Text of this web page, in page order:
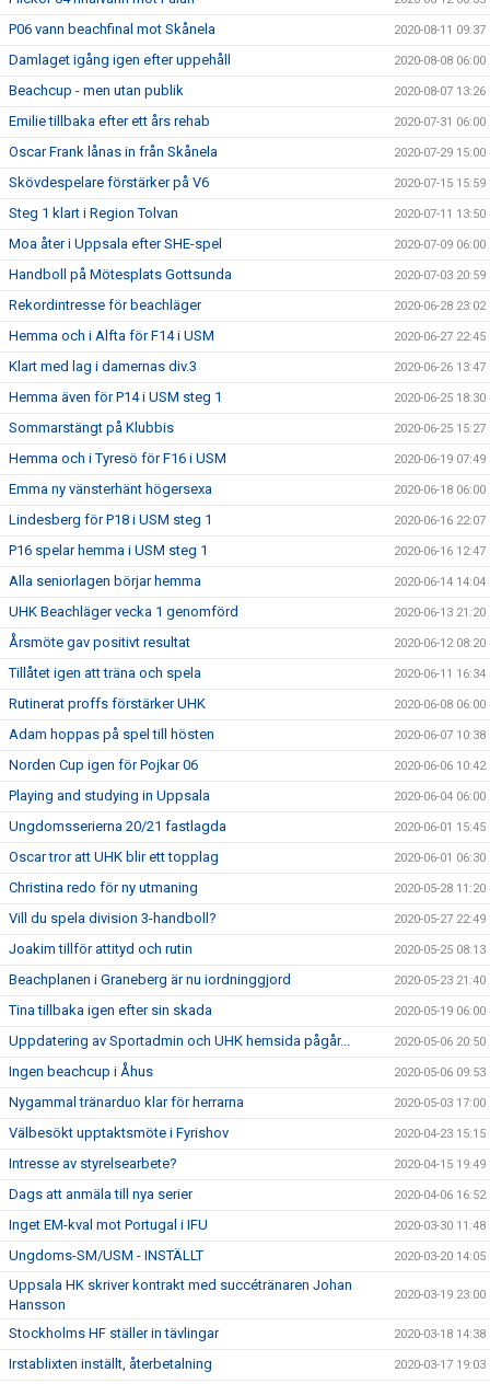
P06 vann beachfinal mot Skånela 2020-08-11 09:37
Damlaget igång igen efter uppehåll 2020-08-08 06:00
Beachcup - men utan publik 2020-08-07 13:26
Emilie tillbaka efter ett års rehab 2020-07-31 06:00
Oscar Frank lånas in från Skånela 2020-07-29 15:00
Skövdespelare förstärker på V6 2020-07-15 15:59
Steg 1 klart i Region Tolvan 2020-07-11 13:50
Moa åter i Uppsala efter SHE-spel 2020-07-09 06:00
Handboll på Mötesplats Gottsunda 2020-07-03 20:59
Rekordintresse för beachläger 2020-06-28 23:02
Hemma och i Alfta för F14 i USM 2020-06-27 22:45
Klart med lag i damernas div.3 2020-06-26 13:47
Hemma även för P14 i USM steg 1 2020-06-25 18:30
Sommarstängt på Klubbis 2020-06-25 15:27
Hemma och i Tyresö för F16 i USM 2020-06-19 07:49
Emma ny vänsterhänt högersexa 2020-06-18 06:00
Lindesberg för P18 i USM steg 1 2020-06-16 22:07
P16 spelar hemma i USM steg 1 2020-06-16 12:47
Alla seniorlagen börjar hemma 2020-06-14 14:04
UHK Beachläger vecka 1 genomförd 2020-06-13 21:20
Årsmöte gav positivt resultat 2020-06-12 08:20
Tillåtet igen att träna och spela 2020-06-11 16:34
Rutinerat proffs förstärker UHK 2020-06-08 06:00
Adam hoppas på spel till hösten 2020-06-07 10:38
Norden Cup igen för Pojkar 06 2020-06-06 10:42
Playing and studying in Uppsala 2020-06-04 06:00
Ungdomsserierna 20/21 fastlagda 2020-06-01 15:45
Oscar tror att UHK blir ett topplag 2020-06-01 06:30
Christina redo för ny utmaning 2020-05-28 11:20
Vill du spela division 3-handboll? 2020-05-27 22:49
Joakim tillför attityd och rutin 2020-05-25 08:13
Beachplanen i Graneberg är nu iordninggjord 2020-05-23 21:40
Tina tillbaka igen efter sin skada 2020-05-19 06:00
Uppdatering av Sportadmin och UHK hemsida pågår... 2020-05-06 20:50
Ingen beachcup i Åhus 2020-05-06 09:53
Nygammal tränarduo klar för herrarna 2020-05-03 17:00
Välbesökt upptaktsmöte i Fyrishov 2020-04-23 15:15
Intresse av styrelsearbete? 2020-04-15 19:49
Dags att anmäla till nya serier 2020-04-06 16:52
Inget EM-kval mot Portugal i IFU 2020-03-30 11:48
Ungdoms-SM/USM - INSTÄLLT 2020-03-20 14:05
Uppsala HK skriver kontrakt med succétränaren Johan
Hansson
2020-03-19 23:00
Stockholms HF ställer in tävlingar 2020-03-18 14:38
Irstablixten inställt, återbetalning 2020-03-17 19:03